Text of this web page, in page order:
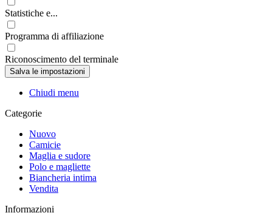
Statistiche e...
Programma di affiliazione
Riconoscimento del terminale
Chiudi menu
Categorie
Nuovo
Camicie
Maglia e sudore
Polo e magliette
Biancheria intima
Vendita
Informazioni